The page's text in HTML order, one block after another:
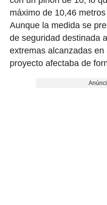
máximo de 10,46
Aunque la medida se
de seguridad destinada
extremas alcanzadas
proyecto afectaba de